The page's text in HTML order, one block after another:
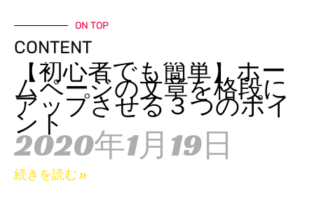
ON TOP
CONTENT
【初心者でも簡単】ホー
ムページの文章を格段に
アップさせる３つのポイ
ント
2020年1月19日
続きを読む »